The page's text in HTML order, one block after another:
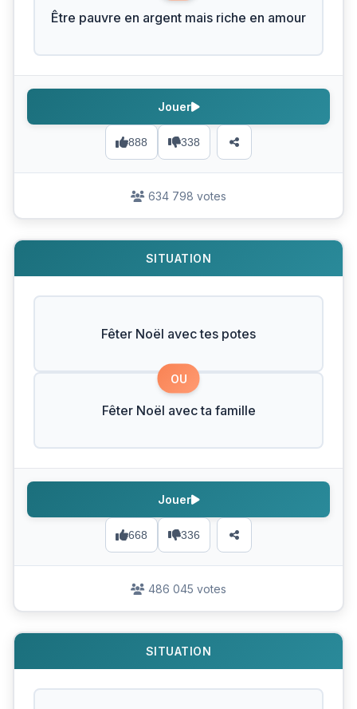
Être pauvre en argent mais riche en amour
888 338
Jouer
634 798 votes
SITUATION
Fêter Noël avec tes potes
OU
Fêter Noël avec ta famille
668 336
Jouer
486 045 votes
SITUATION